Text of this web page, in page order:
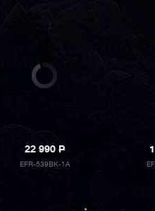
22 990P
EFR-539BK-1A